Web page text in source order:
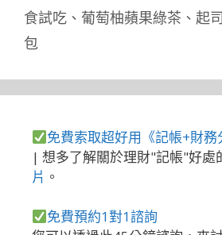
食試吃 、 葡萄柚蘋果綠茶 、 起
包
免費索取超好用《記帳+財務
| 想多了解關於理財"記帳"好處
片 。
免費預約1對1諮詢